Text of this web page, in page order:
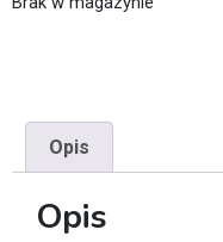
Opis
Opis